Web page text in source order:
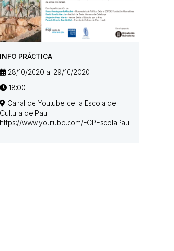
INFO PRÁCTICA
28/10/2020 al 29/10/2020
18:00
Canal de Youtube de la Escola de
Cultura de Pau:
https://www.youtube.com/ECPEscolaPau